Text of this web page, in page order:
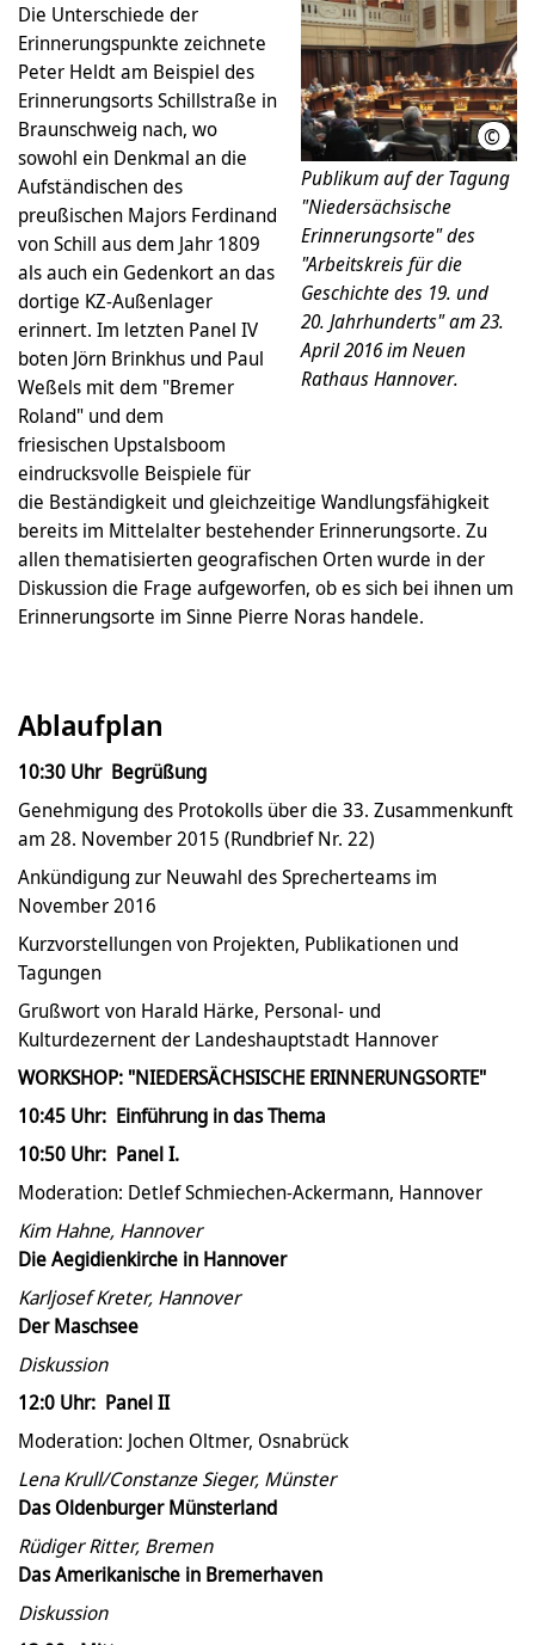
© LHH
Publikum auf der Tagung
"Niedersächsische
Erinnerungsorte" des
"Arbeitskreis für die
Geschichte des 19. und
20. Jahrhunderts" am 23.
April 2016 im Neuen
Rathaus Hannover.
Die Unterschiede der
Erinnerungspunkte zeichnete
Peter Heldt am Beispiel des
Erinnerungsorts Schillstraße in
Braunschweig nach, wo
sowohl ein Denkmal an die
Aufständischen des
preußischen Majors Ferdinand
von Schill aus dem Jahr 1809
als auch ein Gedenkort an das
dortige KZ-Außenlager
erinnert. Im letzten Panel IV
boten Jörn Brinkhus und Paul
Weßels mit dem "Bremer
Roland" und dem
friesischen Upstalsboom
eindrucksvolle Beispiele für
die Beständigkeit und gleichzeitige Wandlungsfähigkeit
bereits im Mittelalter bestehender Erinnerungsorte. Zu
allen thematisierten geografischen Orten wurde in der
Diskussion die Frage aufgeworfen, ob es sich bei ihnen um
Erinnerungsorte im Sinne Pierre Noras handele.
Ablaufplan
10:30 Uhr Begrüßung
Genehmigung des Protokolls über die 33. Zusammenkunft
am 28. November 2015 (Rundbrief Nr. 22)
Ankündigung zur Neuwahl des Sprecherteams im
November 2016
Kurzvorstellungen von Projekten, Publikationen und
Tagungen
Grußwort von Harald Härke, Personal- und
Kulturdezernent der Landeshauptstadt Hannover
WORKSHOP: "NIEDERSÄCHSISCHE ERINNERUNGSORTE"
10:45 Uhr: Einführung in das Thema
10:50 Uhr: Panel I.
Moderation: Detlef Schmiechen-Ackermann, Hannover
Kim Hahne, Hannover
Die Aegidienkirche in Hannover
Karljosef Kreter, Hannover
Der Maschsee
Diskussion
12:0 Uhr: Panel II
Moderation: Jochen Oltmer, Osnabrück
Lena Krull/Constanze Sieger, Münster
Das Oldenburger Münsterland
Rüdiger Ritter, Bremen
Das Amerikanische in Bremerhaven
Diskussion